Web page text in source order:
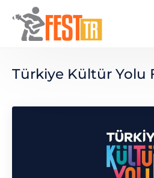
Ana içeriğe atla
Türkiye Kültür Yolu